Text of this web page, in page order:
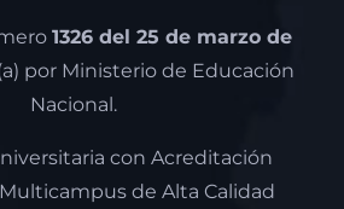
1326 del 25 de marzo de
por Ministerio de Educación
Nacional.
con Acreditación
de Alta Calidad